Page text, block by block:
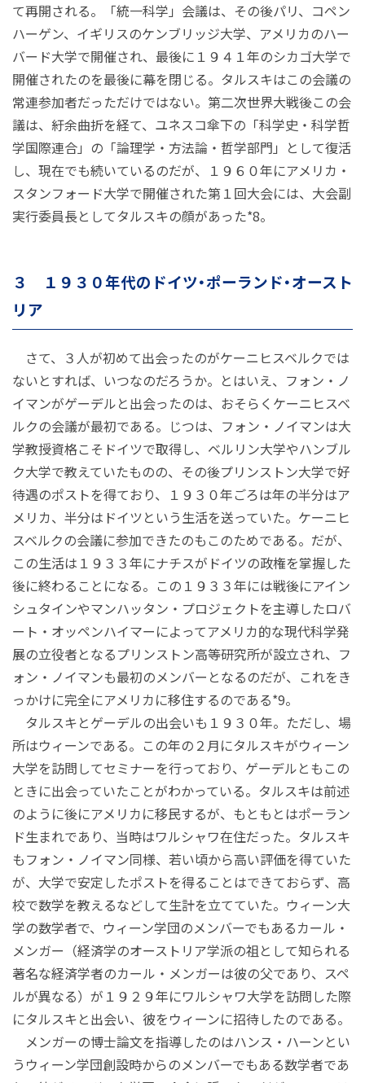
て再開される。「統一科学」会議は、その後パリ、コペン
ハーゲン、イギリスのケンブリッジ大学、アメリカのハー
バード大学で開催され、最後に１９４１年のシカゴ大学で
開催されたのを最後に幕を閉じる。タルスキはこの会議の
常連参加者だっただけではない。第二次世界大戦後この会
議は、紆余曲折を経て、ユネスコ傘下の「科学史・科学哲
学国際連合」の「論理学・方法論・哲学部門」として復活
し、現在でも続いているのだが、１９６０年にアメリカ・
スタンフォード大学で開催された第１回大会には、大会副
実行委員長としてタルスキの顔があった*8。
３ １９３０年代のドイツ・ポーランド・オースト
リア
さて、３人が初めて出会ったのがケーニヒスベルクでは
ないとすれば、いつなのだろうか。とはいえ、フォン・ノ
イマンがゲーデルと出会ったのは、おそらくケーニヒスベ
ルクの会議が最初である。じつは、フォン・ノイマンは大
学教授資格こそドイツで取得し、ベルリン大学やハンブル
ク大学で教えていたものの、その後プリンストン大学で好
待遇のポストを得ており、１９３０年ごろは年の半分はア
メリカ、半分はドイツという生活を送っていた。ケーニヒ
スベルクの会議に参加できたのもこのためである。だが、
この生活は１９３３年にナチスがドイツの政権を掌握した
後に終わることになる。この１９３３年には戦後にアイン
シュタインやマンハッタン・プロジェクトを主導したロバ
ート・オッペンハイマーによってアメリカ的な現代科学発
展の立役者となるプリンストン高等研究所が設立され、フ
ォン・ノイマンも最初のメンバーとなるのだが、これをき
っかけに完全にアメリカに移住するのである*9。
タルスキとゲーデルの出会いも１９３０年。ただし、場
所はウィーンである。この年の２月にタルスキがウィーン
大学を訪問してセミナーを行っており、ゲーデルともこの
ときに出会っていたことがわかっている。タルスキは前述
のように後にアメリカに移民するが、もともとはポーラン
ド生まれであり、当時はワルシャワ在住だった。タルスキ
もフォン・ノイマン同様、若い頃から高い評価を得ていた
が、大学で安定したポストを得ることはできておらず、高
校で数学を教えるなどして生計を立てていた。ウィーン大
学の数学者で、ウィーン学団のメンバーでもあるカール・
メンガー（経済学のオーストリア学派の祖として知られる
著名な経済学者のカール・メンガーは彼の父であり、スペ
ルが異なる）が１９２９年にワルシャワ大学を訪問した際
にタルスキと出会い、彼をウィーンに招待したのである。
メンガーの博士論文を指導したのはハンス・ハーンとい
うウィーン学団創設時からのメンバーでもある数学者であ